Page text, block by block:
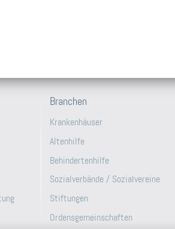
Branchen
Krankenhäuser
Altenhilfe
Behindertenhilfe
Sozialverbände / Sozialvereine
Stiftungen
Ordensgemeinschaften